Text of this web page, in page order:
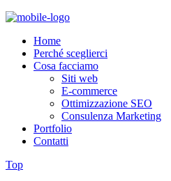
Home
Perché sceglierci
Cosa facciamo
Siti web
E-commerce
Ottimizzazione SEO
Consulenza Marketing
Portfolio
Contatti
Top